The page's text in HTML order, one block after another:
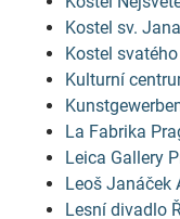
Kostel sv.
Kostel
Kulturní
La Fabrika
Leica Gallery
Leoš Janáček
Lesní divadlo